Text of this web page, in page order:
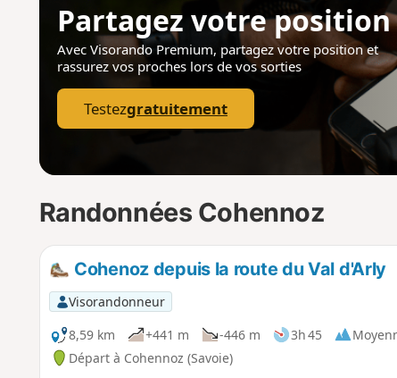
Partagez votre position
Avec Visorando Premium, partagez votre positionet
rassurez vos proches lors de vos sorties
Testezgratuitement
Randonnées Cohennoz
Cohenoz depuis la route du Val d'Arly
Visorandonneur
8,59 km
+441 m -446 m 3h 45
Départ à Cohennoz (Savoie)